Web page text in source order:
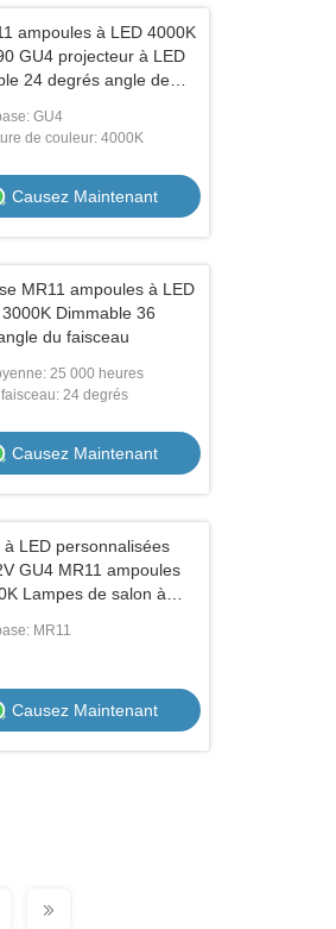
pilote externe
ampoules à LED 4000K
GU4 projecteur à LED
24 degrés angle de
GU4
de couleur: 4000K
Causez Maintenant
MR11 ampoules à LED
Dimmable 36
du faisceau
25 000 heures
24 degrés
Causez Maintenant
à LED personnalisées
GU4 MR11 ampoules
Lampes de salon à
MR11
Causez Maintenant